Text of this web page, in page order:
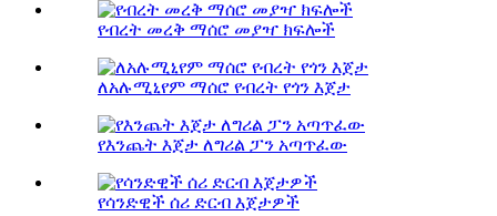
የብረት መረቅ ማሰሮ መያዣ ክፍሎች
ለአሉሚኒየም ማሰሮ የብረት የጎን እጀታ
የእንጨት እጀታ ለግሪል ፓን አጣጥፈው
የሳንድዊች ሰሪ ድርብ እጀታዎች